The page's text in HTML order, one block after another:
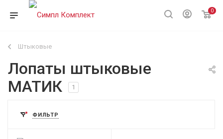
0
Штыковые
Лопаты штыковые
МАТИК
1
ФИЛЬТР